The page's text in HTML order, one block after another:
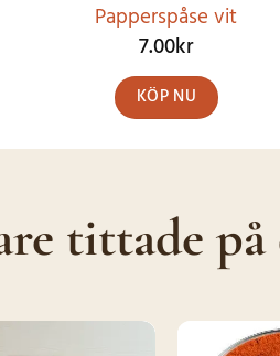
Papperspåse vit
7.00kr
KÖP NU
har
flera
De
tittade på